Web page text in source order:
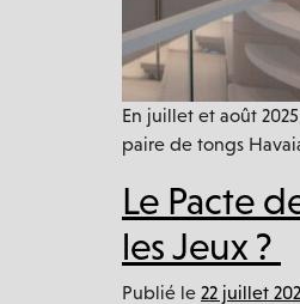
En juillet et août
paire de tongs
Le Pacte
les Jeux ?
Publié le 22 juillet